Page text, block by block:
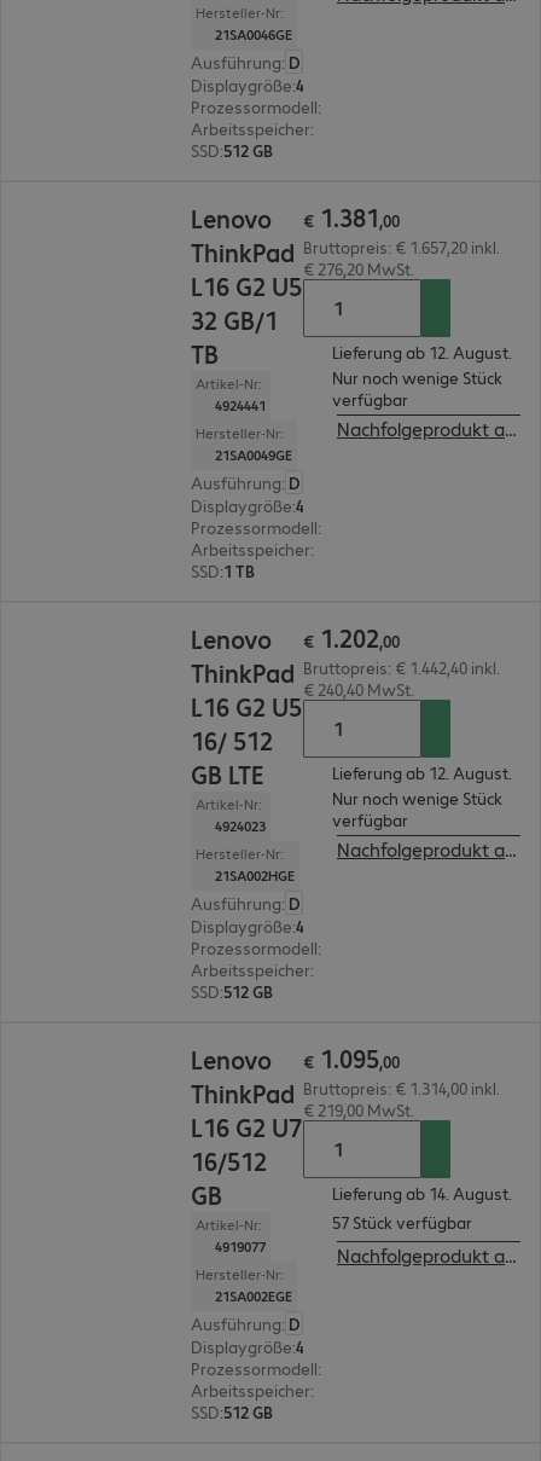
Hersteller-Nr:
21SA0046GE
Ausführung:
Displaygröße:
Prozessormodell:
Arbeitsspeicher:
SSD:512 GB
Lenovo
ThinkPad
L16 G2 U5
32 GB/1
TB
Artikel-Nr:
4924441
Hersteller-Nr:
21SA0049GE
Ausführung:
Displaygröße:
Prozessormodell:
Arbeitsspeicher:
SSD:1 TB
€ 1.381,00
Bruttopreis: € 1.657,20 inkl.
€ 276,20 MwSt.
Lieferung ab 12. August.
Nur noch wenige Stück
verfügbar
Nachfolgeprodukt ansehen
Lenovo
ThinkPad
L16 G2 U5
16/ 512
GB LTE
Artikel-Nr:
4924023
Hersteller-Nr:
21SA002HGE
Ausführung:
Displaygröße:
Prozessormodell:
Arbeitsspeicher:
SSD:512 GB
€ 1.202,00
Bruttopreis: € 1.442,40 inkl.
€ 240,40 MwSt.
Lieferung ab 12. August.
Nur noch wenige Stück
verfügbar
Nachfolgeprodukt ansehen
Lenovo
ThinkPad
L16 G2 U7
16/512
GB
Artikel-Nr:
4919077
Hersteller-Nr:
21SA002EGE
Ausführung:
Displaygröße:
Prozessormodell:
Arbeitsspeicher:
SSD:512 GB
€ 1.095,00
Bruttopreis: € 1.314,00 inkl.
€ 219,00 MwSt.
Lieferung ab 14. August.
57 Stück verfügbar
Nachfolgeprodukt ansehen